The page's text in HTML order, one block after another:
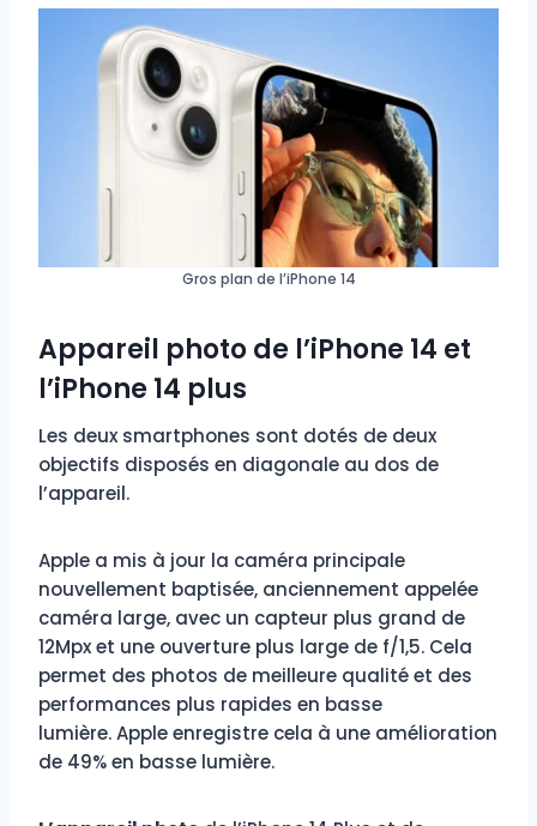
Gros plan de l’iPhone 14
Appareil photo de l’iPhone 14 et
l’iPhone 14 plus
Les deux smartphones sont dotés de deux
objectifs disposés en diagonale au dos de
l’appareil.
Apple a mis à jour la caméra principale
nouvellement baptisée, anciennement appelée
caméra large, avec un capteur plus grand de
12Mpx et une ouverture plus large de f/1,5. Cela
permet des photos de meilleure qualité et des
performances plus rapides en basse
lumière. Apple enregistre cela à une amélioration
de 49% en basse lumière.